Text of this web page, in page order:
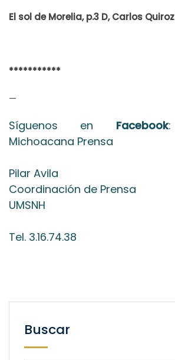
El sol de Morelia, p.3 D, Carlos
***********
—
Síguenos en Facebook:
Michoacana Prensa
Pilar Avila
Coordinación de Prensa
UMSNH
Tel. 3.16.74.38
Buscar